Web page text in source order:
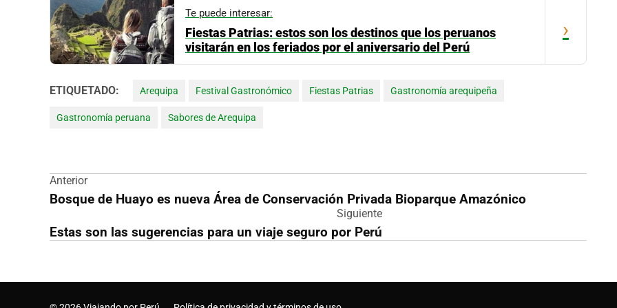
Te puede interesar:
Fiestas Patrias: estos son los destinos que los peruanos
visitarán en los feriados por el aniversario del Perú
›
ETIQUETADO: Arequipa Festival Gastronómico Fiestas Patrias Gastronomía arequipeña
Gastronomía peruana Sabores de Arequipa
Navegación
de
entradas
Anterior
Bosque de Huayo es nueva Área de Conservación Privada Bioparque Amazónico
Siguiente
Estas son las sugerencias para un viaje seguro por Perú